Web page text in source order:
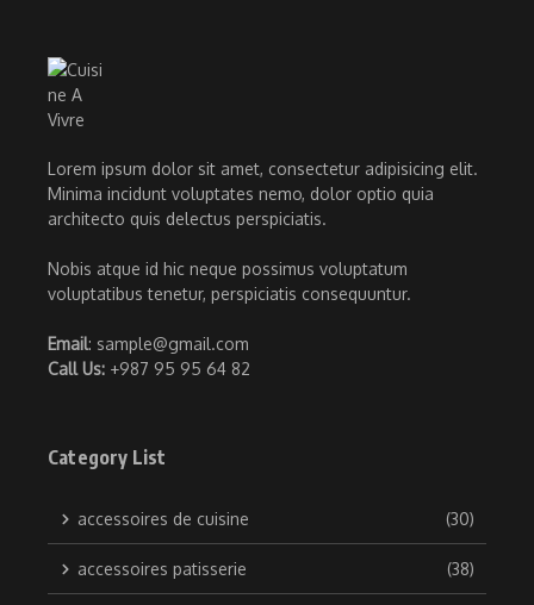
Lorem ipsum dolor sit amet, consectetur adipisicing elit.
Minima incidunt voluptates nemo, dolor optio quia
architecto quis delectus perspiciatis.
Nobis atque id hic neque possimus voluptatum
voluptatibus tenetur, perspiciatis consequuntur.
Email: sample@gmail.com
Call Us: +987 95 95 64 82
Category List
accessoires de cuisine (30)
accessoires patisserie (38)